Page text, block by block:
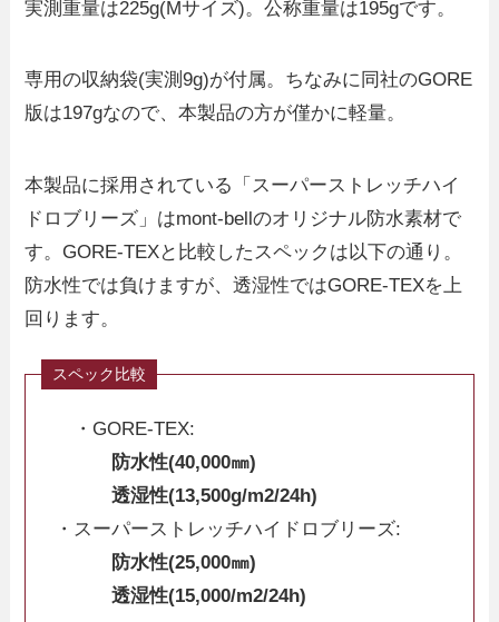
実測重量は225g(Mサイズ)。公称重量は195gです。
専用の収納袋(実測9g)が付属。ちなみに同社のGORE
版は197gなので、本製品の方が僅かに軽量。
本製品に採用されている「スーパーストレッチハイ
ドロブリーズ」はmont-bellのオリジナル防水素材で
す。GORE-TEXと比較したスペックは以下の通り。
防水性では負けますが、透湿性ではGORE-TEXを上
回ります。
・GORE-TEX:
防水性(40,000㎜)
透湿性(13,500g/m2/24h)
・スーパーストレッチハイドロブリーズ:
防水性(25,000㎜)
透湿性(15,000/m2/24h)